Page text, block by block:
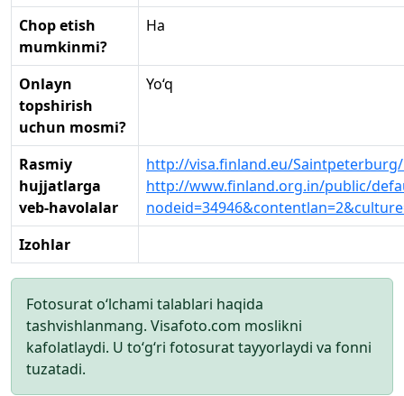
Chop etish
mumkinmi?
Ha
Onlayn
topshirish
uchun mosmi?
Yo‘q
Rasmiy
hujjatlarga
veb-havolalar
http://visa.finland.eu/
http://www.finland.org.in/public/
Izohlar
Fotosurat o‘lchami talablari haqida
tashvishlanmang. Visafoto.com moslikni
kafolatlaydi. U to‘g‘ri fotosurat tayyorlaydi va fonni
tuzatadi.